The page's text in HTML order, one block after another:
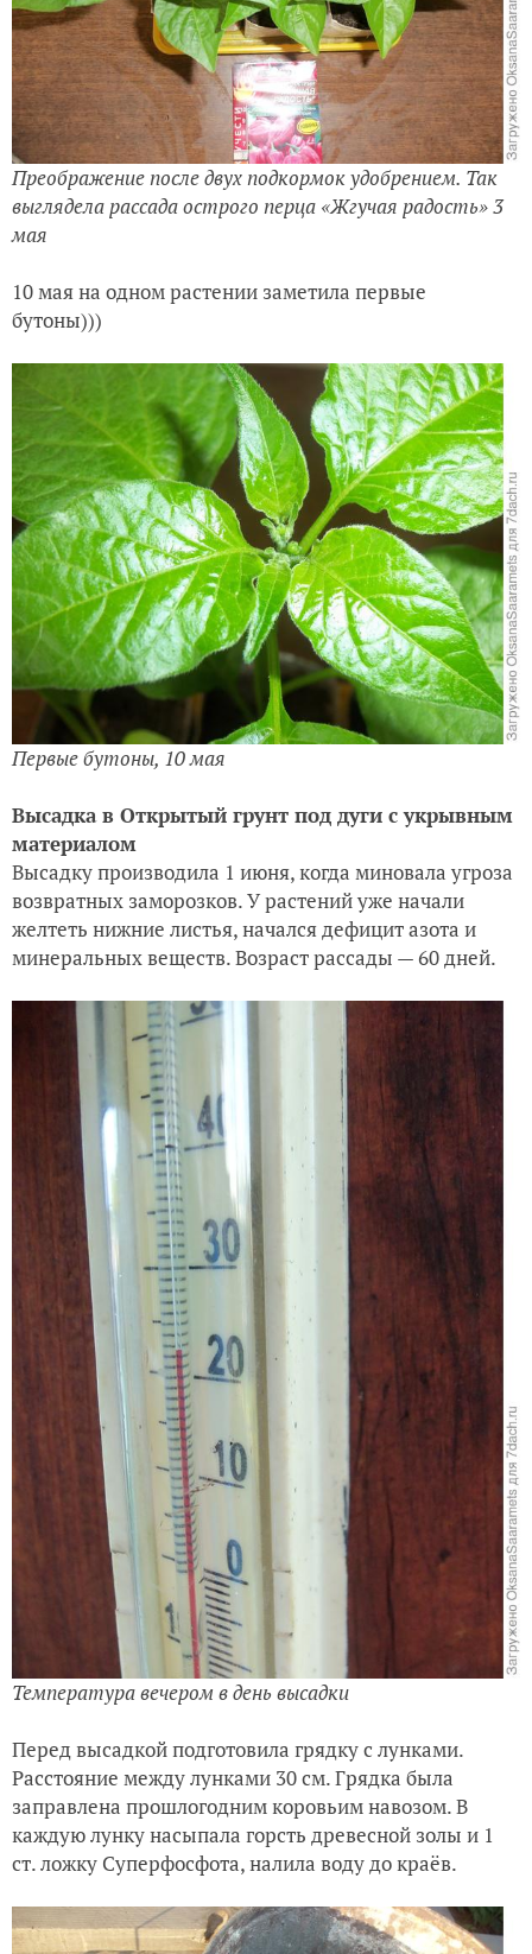
Преображение после двух подкормок удобрением. Так
выглядела рассада острого перца «Жгучая радость» 3
мая
10 мая на одном растении заметила первые
бутоны)))
Первые бутоны, 10 мая
Высадка в Открытый грунт под дуги с укрывным
материалом
Высадку производила 1 июня, когда миновала угроза
возвратных заморозков. У растений уже начали
желтеть нижние листья, начался дефицит азота и
минеральных веществ. Возраст рассады — 60 дней.
Температура вечером в день высадки
Перед высадкой подготовила грядку с лунками.
Расстояние между лунками 30 см. Грядка была
заправлена прошлогодним коровьим навозом. В
каждую лунку насыпала горсть древесной золы и 1
ст. ложку Суперфосфота, налила воду до краёв.